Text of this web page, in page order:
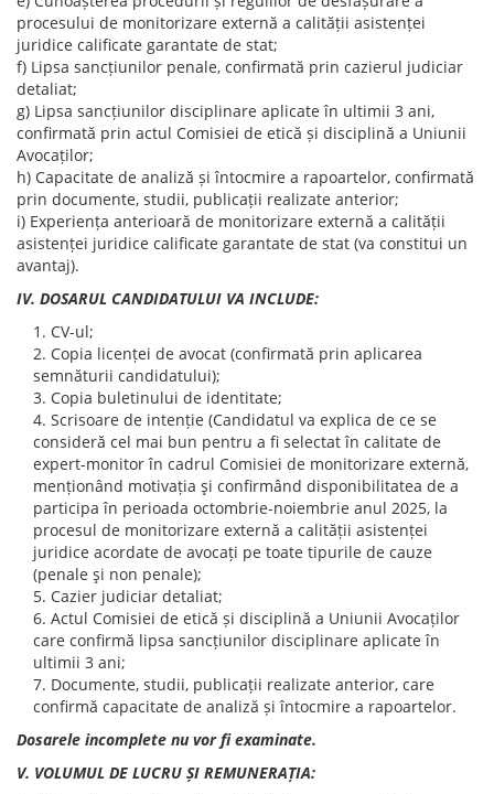
procesului de monitorizare externă a calității asistenței
juridice calificate garantate de stat;
f) Lipsa sancțiunilor penale, confirmată prin cazierul judiciar
detaliat;
g) Lipsa sancțiunilor disciplinare aplicate în ultimii 3 ani,
confirmată prin actul Comisiei de etică și disciplină a Uniunii
Avocaților;
h) Capacitate de analiză și întocmire a rapoartelor, confirmată
prin documente, studii, publicații realizate anterior;
i) Experiența anterioară de monitorizare externă a calității
asistenței juridice calificate garantate de stat (va constitui un
avantaj).
IV. DOSARUL CANDIDATULUI VA INCLUDE:
CV-ul;
Copia licenței de avocat (confirmată prin aplicarea
semnăturii candidatului);
Copia buletinului de identitate;
Scrisoare de intenție (Candidatul va explica de ce se
consideră cel mai bun pentru a fi selectat în calitate de
expert-monitor în cadrul Comisiei de monitorizare externă,
menționând motivația şi confirmând disponibilitatea de a
participa în perioada octombrie-noiembrie anul 2025, la
procesul de monitorizare externă a calității asistenței
juridice acordate de avocați pe toate tipurile de cauze
(penale şi non penale);
Cazier judiciar detaliat;
Actul Comisiei de etică și disciplină a Uniunii Avocaților
care confirmă lipsa sancțiunilor disciplinare aplicate în
ultimii 3 ani;
Documente, studii, publicații realizate anterior, care
confirmă capacitate de analiză și întocmire a rapoartelor.
Dosarele incomplete nu vor fi examinate.
V. VOLUMUL DE LUCRU ȘI REMUNERAȚIA: